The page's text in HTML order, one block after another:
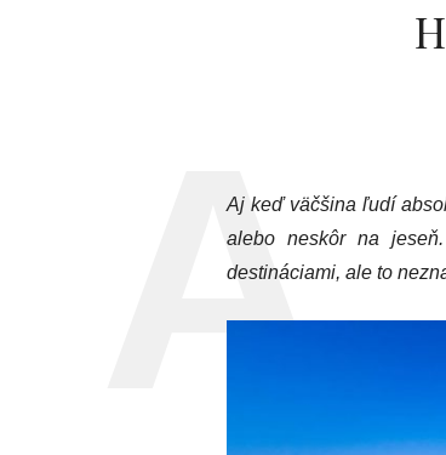
Aj keď väčšina ľudí
alebo neskôr na
destináciami, ale to